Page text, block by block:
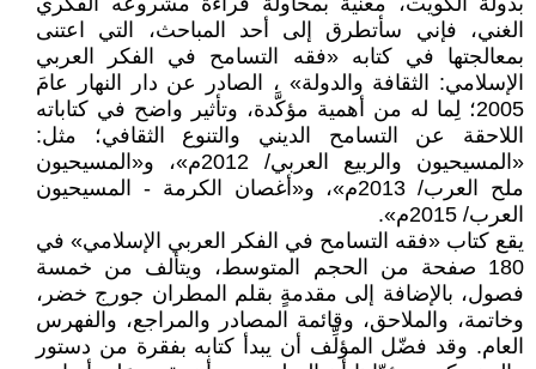
الغني، فإني سأتطرق إلى أحد المباحث، التي اعتنى
بمعالجتها في كتابه «فقه التسامح في الفكر العربي
الإسلامي: الثقافة والدولة» ، الصادر عن دار النهار عامَ
2005؛ لِما له من أهمية مؤكَّدة، وتأثير واضح في كتاباته
اللاحقة عن التسامح الديني والتنوع الثقافي؛ مثل:
«المسيحيون والربيع العربي/ 2012م»، و«المسيحيون
ملح العرب/ 2013م»، و«أغصان الكرمة - المسيحيون
العرب/ 2015م».
يقع كتاب «فقه التسامح في الفكر العربي الإسلامي» في
180 صفحة من الحجم المتوسط، ويتألف من خمسة
فصول، بالإضافة إلى مقدمةٍ بقلم المطران جورج خضر،
وخاتمة، والملاحق، وقائمة المصادر والمراجع، والفهرس
العام. وقد فضّل المؤلِّف أن يبدأ كتابه بفقرة من دستور